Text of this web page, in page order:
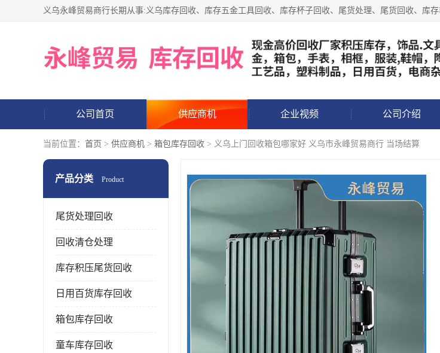
公司首页 供应商机 企业视频 公司介绍
当前位置： 首页 > 供应商机 > 箱包库存回收 > 义乌上门回收箱包哪家好 义乌市永峰贸易商行 当场结算
产品分类 Product
尾货处理回收
回收清仓处理
库存积压尾货回收
日用百货库存回收
箱包库存回收
童车库存回收